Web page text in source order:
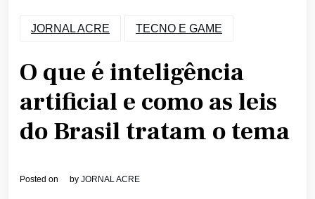
JORNAL ACRE TECNO E GAME
O que é inteligência
artificial e como as leis
do Brasil tratam o tema
Posted on by JORNAL ACRE